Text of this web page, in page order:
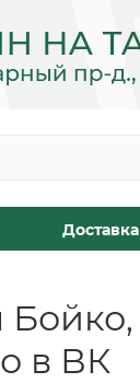
Доставка
в ВК